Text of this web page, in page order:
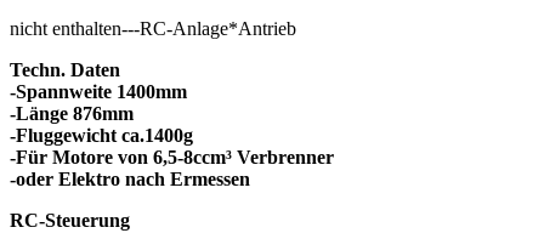
nicht enthalten---RC-Anlage*Antrieb
Techn. Daten
-Spannweite 1400mm
-Länge 876mm
-Fluggewicht ca.1400g
-Für Motore von 6,5-8ccm³ Verbrenner
-oder Elektro nach Ermessen
RC-Steuerung